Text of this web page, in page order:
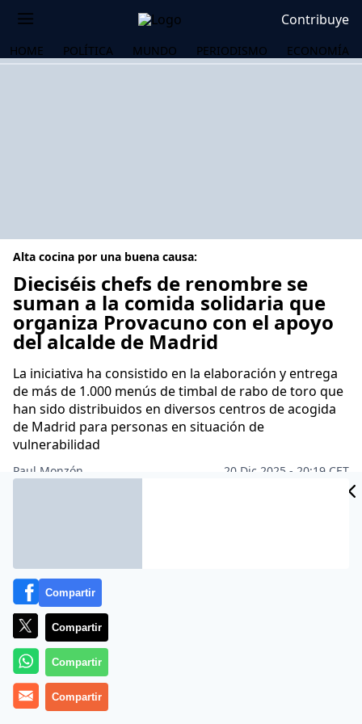
Contribuye
HOME POLÍTICA MUNDO PERIODISMO ECONOMÍA
Alta cocina por una buena causa:
Dieciséis chefs de renombre se
suman a la comida solidaria que
organiza Provacuno con el apoyo
del alcalde de Madrid
La iniciativa ha consistido en la elaboración y entrega
de más de 1.000 menús de timbal de rabo de toro que
han sido distribuidos en diversos centros de acogida
de Madrid para personas en situación de
vulnerabilidad
Paul Monzón
20 Dic 2025 - 20:19 CET
Compartir
Compartir
Compartir
Compartir